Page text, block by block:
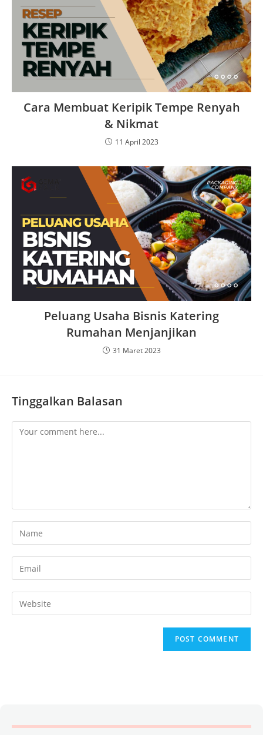
Cara Membuat Keripik Tempe Renyah
& Nikmat
11 April 2023
Peluang Usaha Bisnis Katering
Rumahan Menjanjikan
31 Maret 2023
Tinggalkan Balasan